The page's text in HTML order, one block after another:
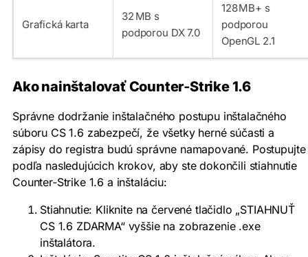
Grafická karta
32 MB s
podporou DX 7.0
128 MB+ s
podporou
OpenGL 2.1
Ako nainštalovať Counter‑Strike 1.6
Správne dodržanie inštalačného postupu inštalačného
súboru CS 1.6 zabezpečí, že všetky herné súčasti a
zápisy do registra budú správne namapované. Postupujte
podľa nasledujúcich krokov, aby ste dokončili stiahnutie
Counter‑Strike 1.6 a inštaláciu:
Stiahnutie: Kliknite na červené tlačidlo „STIAHNUŤ
CS 1.6 ZDARMA“ vyššie na zobrazenie .exe
inštalátora.